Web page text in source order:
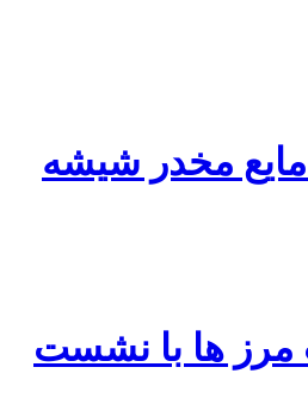
ليتر مايع مخدر شيشه
مرز ها با نشست